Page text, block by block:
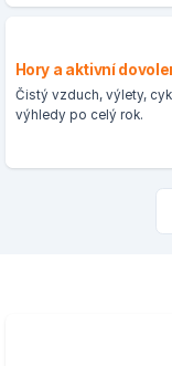
Hory a aktivní
Čistý vzduch, výlety,
výhledy po celý rok.